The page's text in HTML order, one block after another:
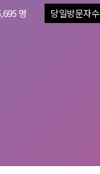
명 당일방문자수